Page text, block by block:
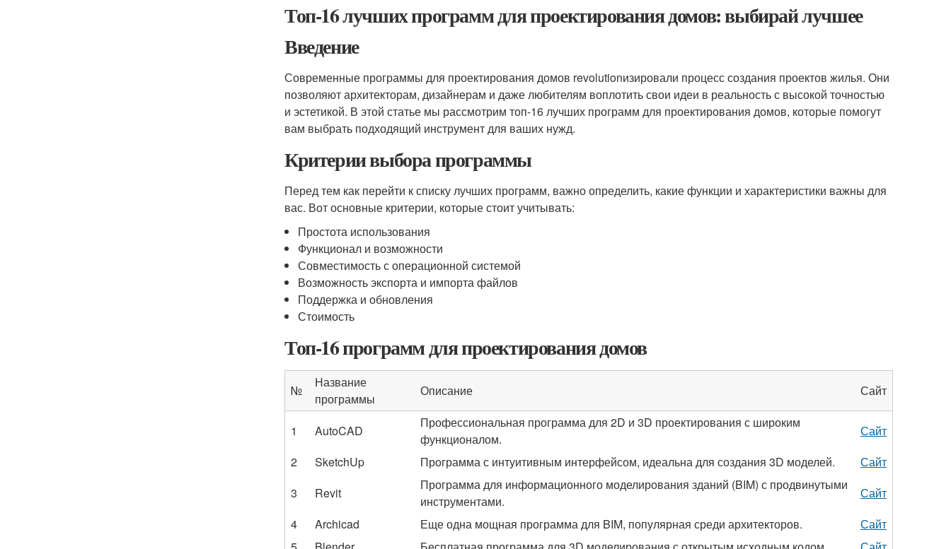
Топ-16 лучших программ для проектирования домов: выбирай лучшее
Введение
Современные программы для проектирования домов revolutionизировали процесс создания проектов жилья. Они
позволяют архитекторам, дизайнерам и даже любителям воплотить свои идеи в реальность с высокой точностью
и эстетикой. В этой статье мы рассмотрим топ-16 лучших программ для проектирования домов, которые помогут
вам выбрать подходящий инструмент для ваших нужд.
Критерии выбора программы
Перед тем как перейти к списку лучших программ, важно определить, какие функции и характеристики важны для
вас. Вот основные критерии, которые стоит учитывать:
Простота использования
Функционал и возможности
Совместимость с операционной системой
Возможность экспорта и импорта файлов
Поддержка и обновления
Стоимость
Топ-16 программ для проектирования домов
№
Название
программы
Описание Сайт
1 AutoCAD
Профессиональная программа для 2D и 3D проектирования с широким
функционалом.
Сайт
2
SketchUp Программа с интуитивным интерфейсом, идеальна для создания 3D моделей.
Сайт
3
Revit
Программа для информационного моделирования зданий (BIM) с продвинутыми
инструментами.
Сайт
4
Archicad Еще одна мощная программа для BIM, популярная среди архитекторов.
Сайт